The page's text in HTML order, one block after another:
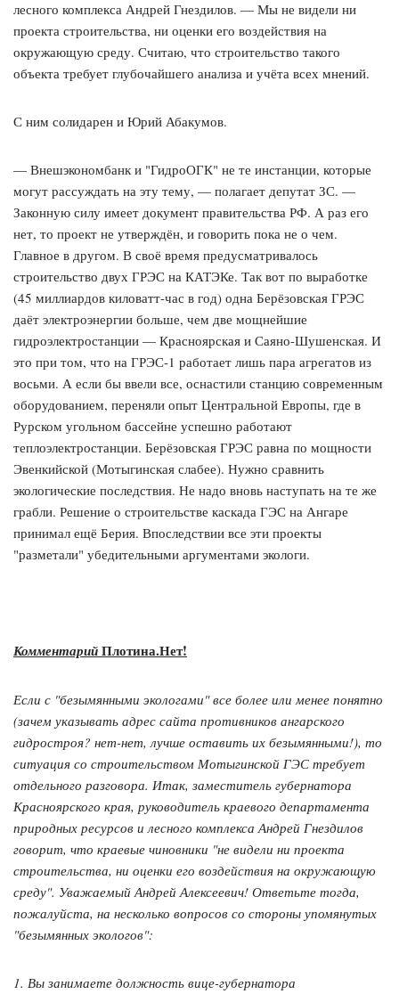
лесного комплекса Андрей Гнездилов. — Мы не видели ни
проекта строительства, ни оценки его воздействия на
окружающую среду. Считаю, что строительство такого
объекта требует глубочайшего анализа и учёта всех мнений.
С ним солидарен и Юрий Абакумов.
— Внешэкономбанк и "ГидроОГК" не те инстанции, которые
могут рассуждать на эту тему, — полагает депутат ЗС. —
Законную силу имеет документ правительства РФ. А раз его
нет, то проект не утверждён, и говорить пока не о чем.
Главное в другом. В своё время предусматривалось
строительство двух ГРЭС на КАТЭКе. Так вот по выработке
(45 миллиардов киловатт-час в год) одна Берёзовская ГРЭС
даёт электроэнергии больше, чем две мощнейшие
гидроэлектростанции — Красноярская и Саяно-Шушенская. И
это при том, что на ГРЭС-1 работает лишь пара агрегатов из
восьми. А если бы ввели все, оснастили станцию современным
оборудованием, переняли опыт Центральной Европы, где в
Рурском угольном бассейне успешно работают
теплоэлектростанции. Берёзовская ГРЭС равна по мощности
Эвенкийской (Мотыгинская слабее). Нужно сравнить
экологические последствия. Не надо вновь наступать на те же
грабли. Решение о строительстве каскада ГЭС на Ангаре
принимал ещё Берия. Впоследствии все эти проекты
"разметали" убедительными аргументами экологи.
КомментарийПлотина.Нет!
Если с "безымянными экологами" все более или менее понятно
(зачем указывать адрес сайта противников ангарского
гидростроя? нет-нет, лучше оставить их безымянными!), то
ситуация со строительством Мотыгинской ГЭС требует
отдельного разговора. Итак, заместитель губернатора
Красноярского края, руководитель краевого департамента
природных ресурсов и лесного комплекса Андрей Гнездилов
говорит, что краевые чиновники "не видели ни проекта
строительства, ни оценки его воздействия на окружающую
среду". Уважаемый Андрей Алексеевич! Ответьте тогда,
пожалуйста, на несколько вопросов со стороны упомянутых
"безымянных экологов":
1. Вы занимаете должность вице-губернатора